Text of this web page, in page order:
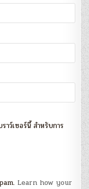
าว์เซอร์นี้ สำหรับการ
Learn how your